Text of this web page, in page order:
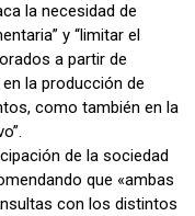
la necesidad de
y “limitar el
a partir de
la producción de
como también en la
de la sociedad
que «ambas
con los distintos